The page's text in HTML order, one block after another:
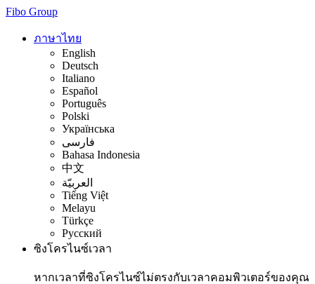
Fibo Group
ภาษาไทย
English
Deutsch
Italiano
Español
Português
Polski
Українська
فارسی
Bahasa Indonesia
中文
العربيّة
Tiếng Việt
Melayu
Türkçe
Русский
ซิงโครไนซ์เวลา
หากเวลาที่ซิงโครไนซ์ไม่ตรงกับเวลาคอมพิวเตอร์ของคุณ